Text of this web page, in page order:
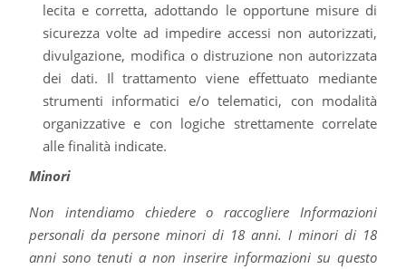
lecita e corretta, adottando le opportune misure di
sicurezza volte ad impedire accessi non autorizzati,
divulgazione, modifica o distruzione non autorizzata
dei dati. Il trattamento viene effettuato mediante
strumenti informatici e/o telematici, con modalità
organizzative e con logiche strettamente correlate
alle finalità indicate.
Minori
Non intendiamo chiedere o raccogliere Informazioni
personali da persone minori di 18 anni. I minori di 18
anni sono tenuti a non inserire informazioni su questo